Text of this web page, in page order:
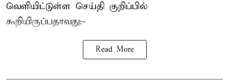
வெளியிட்டுள்ள செய்தி குறிப்பில்
கூறியிருப்பதாவது:-
Read More